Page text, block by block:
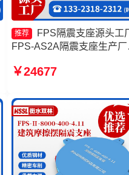
推荐
FPS隔震支座源头工
FPS-AS2A隔震支座生产厂
300-3.48生产厂家 摩擦摆
产厂家
￥24677